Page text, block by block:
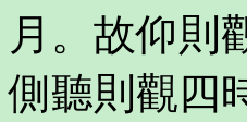
月。故仰則
側聽則觀四